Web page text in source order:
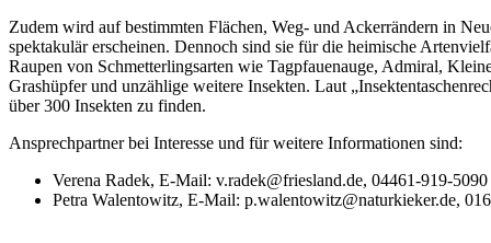
Zudem wird auf bestimmten Flächen, Weg- und Ackerrändern in
spektakulär erscheinen. Dennoch sind sie für die heimische
Raupen von Schmetterlingsarten wie Tagpfauenauge, Admiral,
Grashüpfer und unzählige weitere Insekten. Laut
über 300 Insekten zu finden.
Ansprechpartner bei Interesse und für weitere Informationen sind:
Verena Radek, E-Mail: v.radek@friesland.de, 04461-919-5090
Petra Walentowitz, E-Mail: p.walentowitz@naturkieker.de,